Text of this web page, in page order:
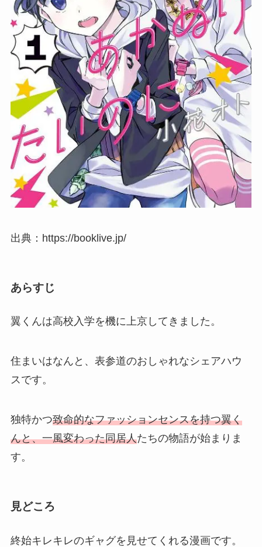
出典：https://booklive.jp/
あらすじ
翼くんは高校入学を機に上京してきました。
住まいはなんと、表参道のおしゃれなシェアハウ
スです。
独特かつ致命的なファッションセンスを持つ翼く
んと、一風変わった同居人たちの物語が始まりま
す。
見どころ
終始キレキレのギャグを見せてくれる漫画です。